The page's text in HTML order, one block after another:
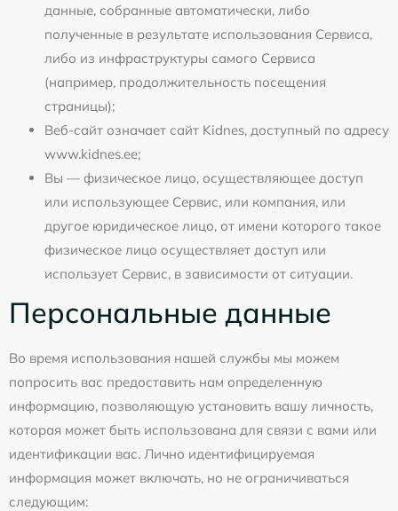
данные, собранные автоматически, либо
полученные в результате использования Сервиса,
либо из инфраструктуры самого Сервиса
(например, продолжительность посещения
страницы);
Веб-сайт означает сайт Kidnes, доступный по адресу
www.kidnes.ee;
Вы — физическое лицо, осуществляющее доступ
или использующее Сервис, или компания, или
другое юридическое лицо, от имени которого такое
физическое лицо осуществляет доступ или
использует Сервис, в зависимости от ситуации.
Персональные данные
Во время использования нашей службы мы можем
попросить вас предоставить нам определенную
информацию, позволяющую установить вашу личность,
которая может быть использована для связи с вами или
идентификации вас. Лично идентифицируемая
информация может включать, но не ограничиваться
следующим: